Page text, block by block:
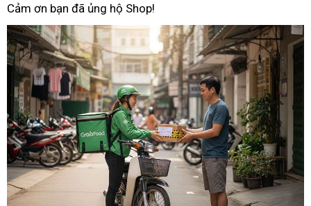
Cảm ơn bạn đã ủng hộ Shop!